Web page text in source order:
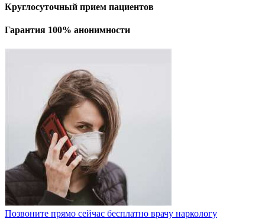
Круглосуточный прием пациентов
Гарантия 100% анонимности
Позвоните прямо сейчас бесплатно врачу наркологу